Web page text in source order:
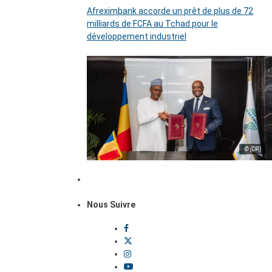
Afreximbank accorde un prêt de plus de 72
milliards de FCFA au Tchad pour le
développement industriel
© (DR)
Nous Suivre